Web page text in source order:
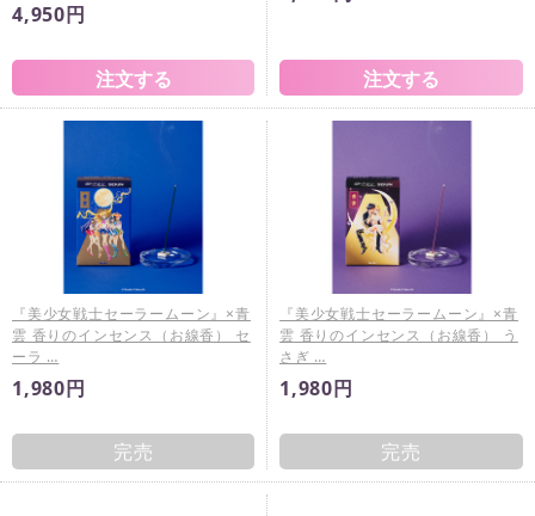
4,950円
『美少女戦士セーラームーン』×青
雲 香りのインセンス（お線香） セ
ーラ …
1,980円
完売
『美少女戦士セーラームーン』×青
雲 香りのインセンス（お線香） う
さぎ …
1,980円
完売